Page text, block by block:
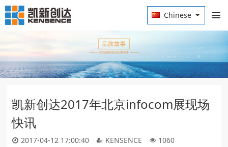
Chinese
凯新创达2017年北京infocom展现场
快讯
2017-04-12 17:00:40 KENSENCE 1060